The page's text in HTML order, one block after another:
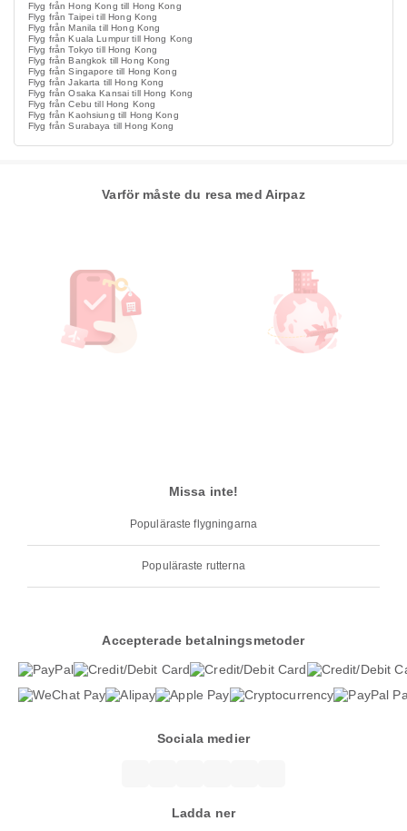
Flyg från Hong Kong till Hong Kong
Flyg från Taipei till Hong Kong
Flyg från Manila till Hong Kong
Flyg från Kuala Lumpur till Hong Kong
Flyg från Tokyo till Hong Kong
Flyg från Bangkok till Hong Kong
Flyg från Singapore till Hong Kong
Flyg från Jakarta till Hong Kong
Flyg från Osaka Kansai till Hong Kong
Flyg från Cebu till Hong Kong
Flyg från Kaohsiung till Hong Kong
Flyg från Surabaya till Hong Kong
Varför måste du resa med Airpaz
Missa inte!
Populäraste flygningarna
Populäraste rutterna
Accepterade betalningsmetoder
Sociala medier
Ladda ner